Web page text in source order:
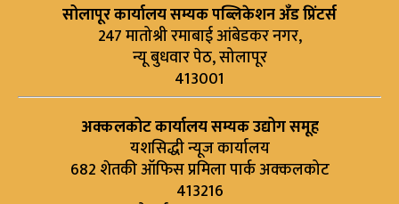
सोलापूर कार्यालय सम्यक पब्लिकेशन अँड प्रिंटर्स
247 मातोश्री रमाबाई आंबेडकर नगर,
न्यू बुधवार पेठ, सोलापूर
413001
अक्कलकोट कार्यालय सम्यक उद्योग समूह
यशसिद्धी न्यूज कार्यालय
682 शेतकी ऑफिस प्रमिला पार्क अक्कलकोट
413216